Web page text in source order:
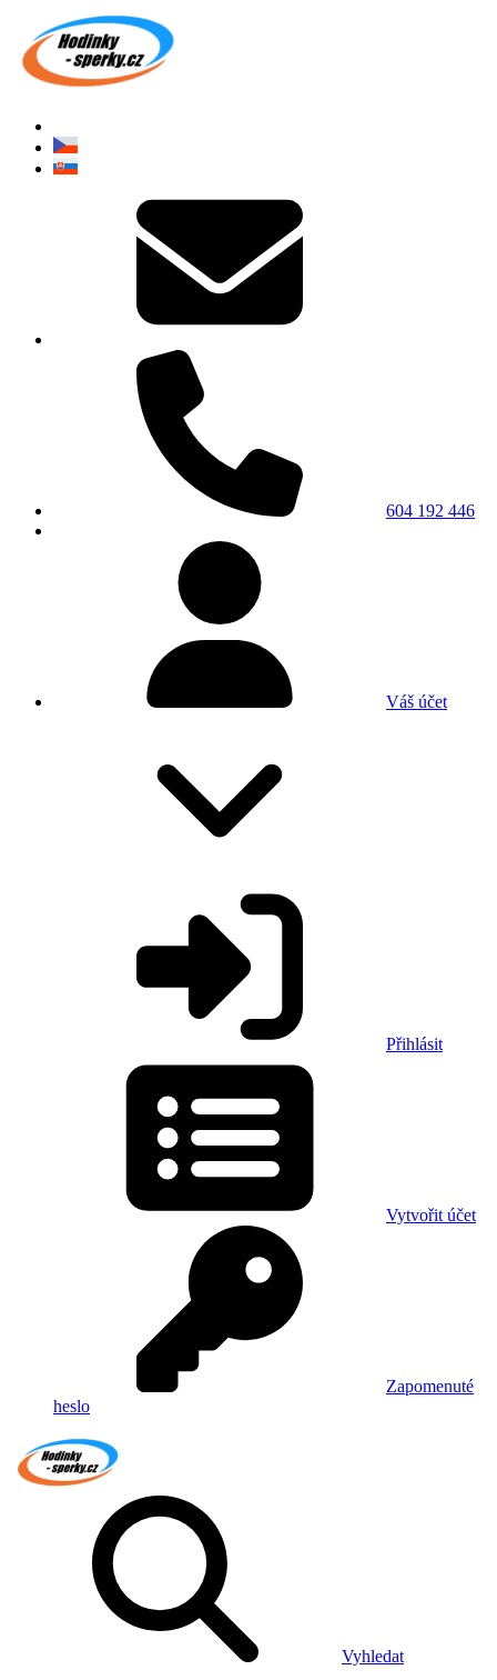
604 192 446
Váš účet
Přihlásit
Vytvořit účet
Zapomenuté
heslo
Vyhledat